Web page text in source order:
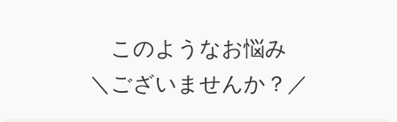
このようなお悩み
＼ございませんか？／